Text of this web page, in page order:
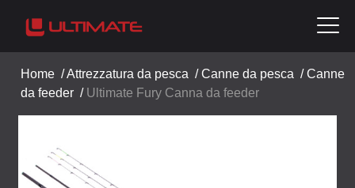
Home /Attrezzatura da pesca /Canne da pesca /Canne
da feeder / Ultimate Fury Canna da feeder